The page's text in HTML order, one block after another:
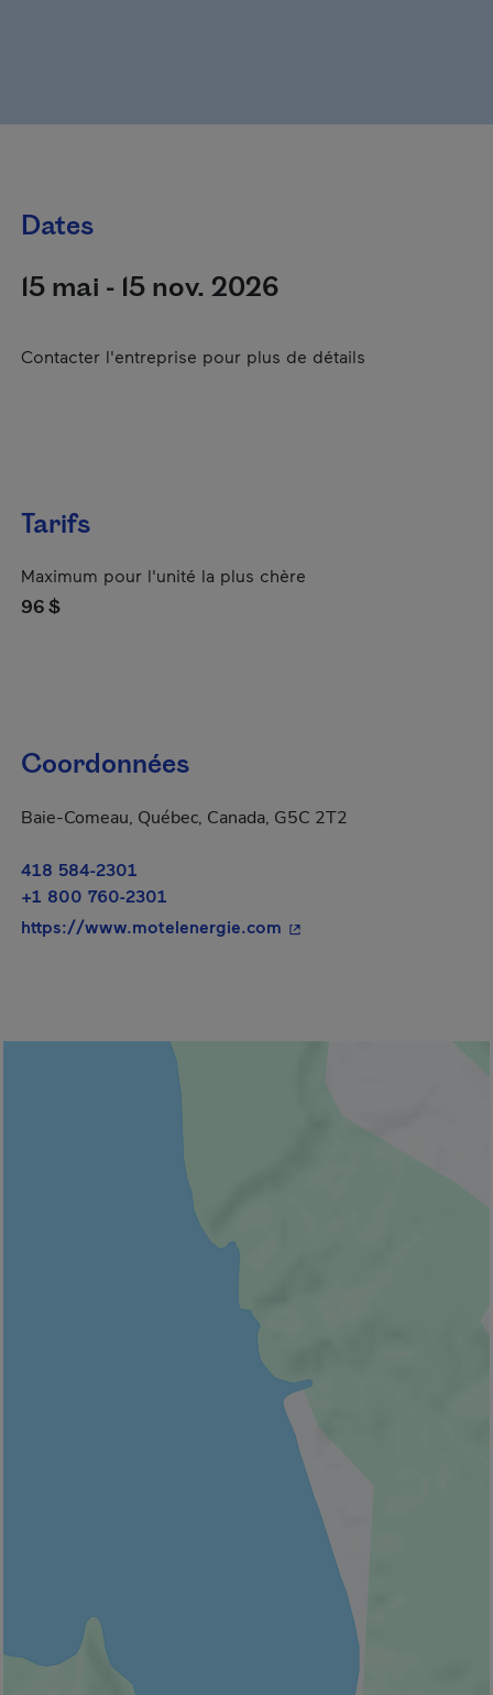
Dates
15 mai - 15 nov. 2026
Contacter l'entreprise pour plus de détails
Tarifs
Maximum pour l'unité la plus chère
96 $
Coordonnées
Baie-Comeau, Québec, Canada, G5C 2T2
418 584-2301
+1 800 760-2301
https://www.motelenergie.com - Cet hyperlien s'ouvrira